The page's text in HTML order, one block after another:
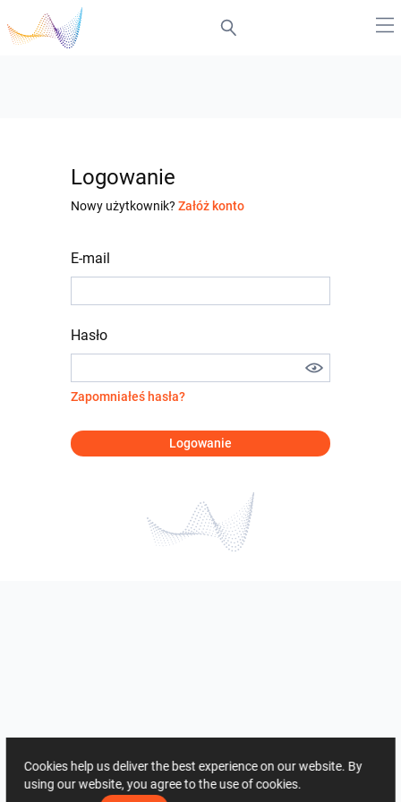
Logowanie
Nowy użytkownik? Załóż konto
E-mail
Hasło
Zapomniałeś hasła?
Logowanie
Cookies help us deliver the best experience on our website. By
using our website, you agree to the use of cookies.